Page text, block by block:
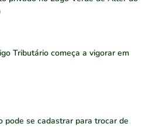
Tributário começa a vigorar em
pode se cadastrar para trocar de